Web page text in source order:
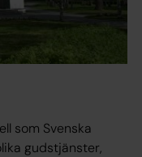
som Svenska
gudstjänster,